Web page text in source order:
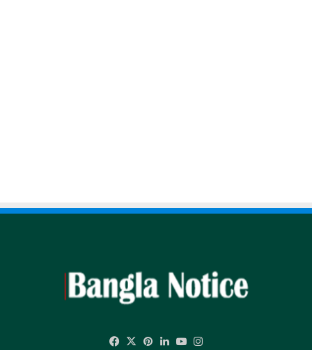
Facebook
X Pinterest
LinkedInYouTube